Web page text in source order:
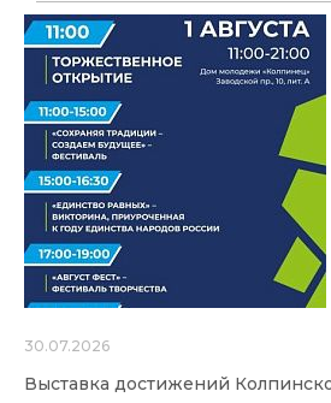
30.07.2026
Выставка достижений